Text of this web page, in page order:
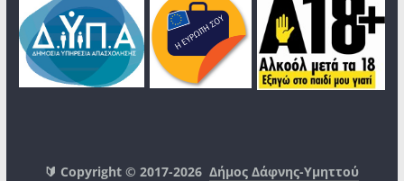
🔰 Copyright © 2017-2026Δήμος Δάφνης-Υμηττού